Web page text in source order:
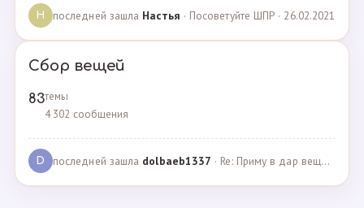
Н последней зашла Настья · Посоветуйте ШПР · 26.02.2021
Сбор вещей
83темы
4 302 сообщения
D последней зашла dolbaeb1337 · Re: Приму в дар вещи на новорождённую девочку · 13.12.2024